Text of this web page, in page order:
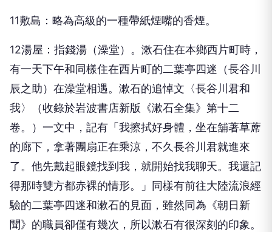
11敷島：略為高級的一種帶紙煙嘴的香煙。
12湯屋：指錢湯（澡堂）。漱石住在本鄉西片町時，
有一天下午和同樣住在西片町的二葉亭四迷（長谷川
辰之助）在澡堂相遇。漱石的追悼文〈長谷川君和
我〉（收錄於岩波書店新版《漱石全集》第十二
卷。）一文中，記有「我擦拭好身體，坐在舖著草蓆
的廊下，拿著團扇正在乘涼，不久長谷川君就進來
了。他先戴起眼鏡找到我，就開始找我聊天。我還記
得那時雙方都赤裸的情形。」同樣有前往大陸流浪經
驗的二葉亭四迷和漱石的見面，雖然同為《朝日新
聞》的職員卻僅有幾次，所以漱石有很深刻的印象。